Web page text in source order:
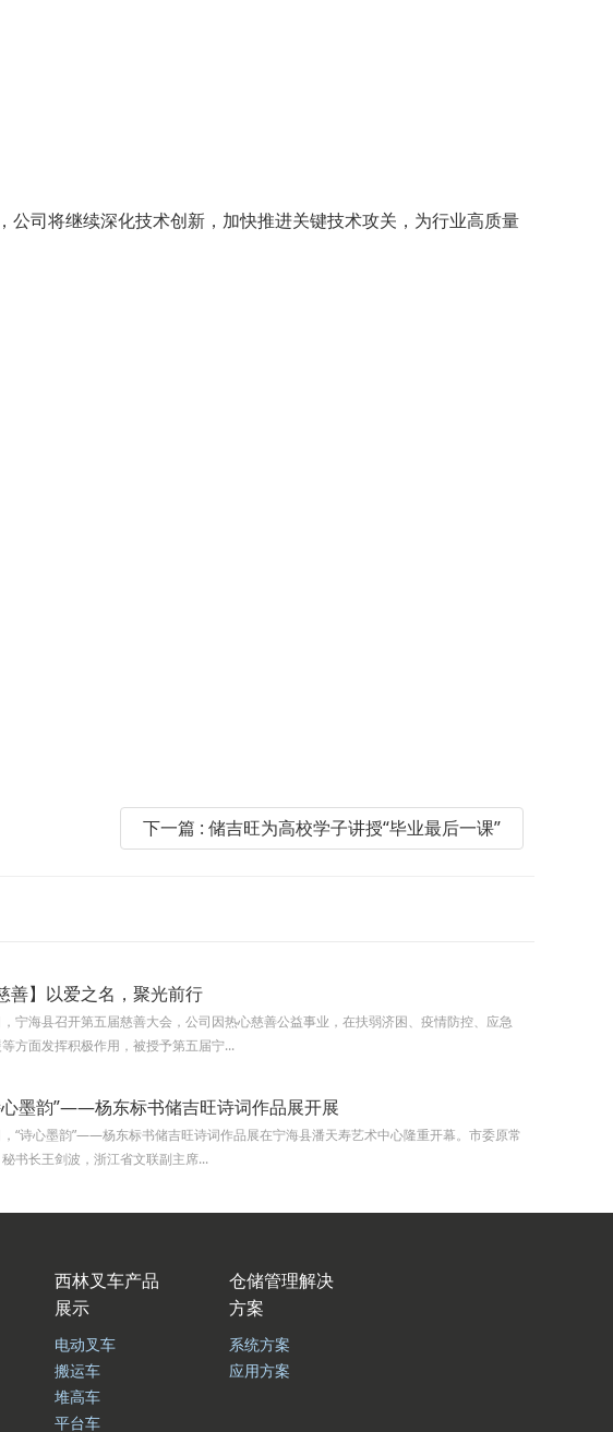
司将继续深化技术创新，加快推进关键技术攻关，为行业高质量
下一篇 : 储吉旺为高校学子讲授“毕业最后一课”
善】以爱之名，聚光前行
宁海县召开第五届慈善大会，公司因热心慈善公益事业，在扶弱济困、疫情防控、应急
方面发挥积极作用，被授予第五届宁...
墨韵”——杨东标书储吉旺诗词作品展开展
“诗心墨韵”——杨东标书储吉旺诗词作品展在宁海县潘天寿艺术中心隆重开幕。市委原常
书长王剑波，浙江省文联副主席...
西林叉车产品
展示
电动叉车
搬运车
堆高车
平台车
仓储管理解决
方案
系统方案
应用方案